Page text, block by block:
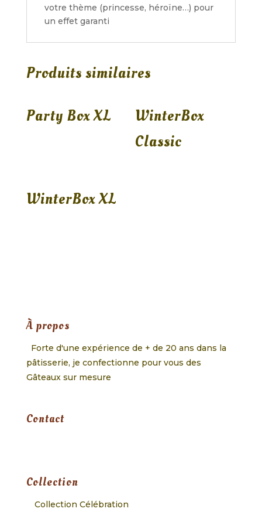
votre thème (princesse, héroïne…) pour
un effet garanti
Produits similaires
Party Box XL
WinterBox
Classic
WinterBox XL
À propos
Forte d'une expérience de + de 20 ans dans la
pâtisserie, je confectionne pour vous des
Gâteaux sur mesure
Contact
Collection
Collection Célébration